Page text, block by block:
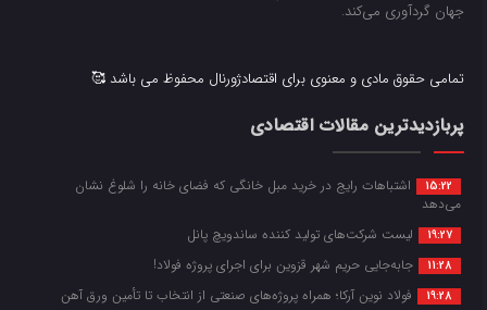
جهان گردآوری می‌کند.
تمامی حقوق مادی و معنوی برای اقتصادژورنال محفوظ می باشد 🥰
پربازدیدترین مقالات اقتصادی
15:22
اشتباهات رایج در خرید مبل خانگی که فضای خانه را شلوغ نشان
می‌دهد
19:27 لیست شرکت‌های تولید کننده ساندویچ پانل
11:28 جابه‌جایی حریم شهر قزوین برای اجرای پروژه فولاد!
19:28 فولاد نوین آرکا؛ همراه پروژه‌های صنعتی از انتخاب تا تأمین ورق آهن